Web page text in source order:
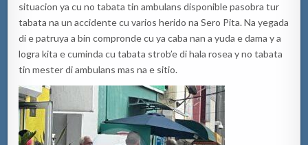
situacion ya cu no tabata tin ambulans disponible pasobra tur
tabata na un accidente cu varios herido na Sero Pita. Na yegada
di e patruya a bin compronde cu ya caba nan a yuda e dama y a
logra kita e cuminda cu tabata strob’e di hala rosea y no tabata
tin mester di ambulans mas na e sitio.